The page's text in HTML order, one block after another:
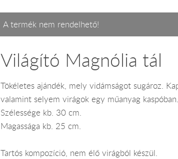
A termék nem rendelhető!
Világító Magnólia tál
Tökéletes ajándék, mely vidámságot sugároz.
valamint selyem virágok egy műanyag
Szélessége kb. 30 cm.
Magassága kb. 25 cm.
Tartós kompozíció, nem élő virágból készül.